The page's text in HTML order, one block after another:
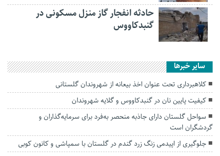
حادثه انفجار گاز منزل مسکونی در
گنبدکاووس
سایر خبرها
کلاهبرداری تحت عنوان اخذ بیعانه از شهروندان گلستانی
کیفیت پایین نان در گنبدکاووس و گلایه شهروندان
سواحل گلستان دارای جاذبه منحصر به‌فرد برای سرمایه‌گذاران و
گردشگران است
جلوگیری از اپیدمی زنگ زرد گندم در گلستان با سمپاشی و کانون کوبی